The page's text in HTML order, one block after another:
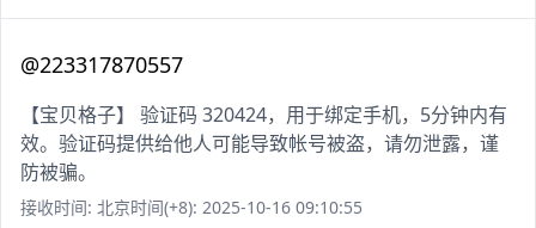
@223317870557
【宝贝格子】 验证码 320424，用于绑定手机，5分钟内有
效。验证码提供给他人可能导致帐号被盗，请勿泄露，谨
防被骗。
接收时间: 北京时间(+8): 2025-10-16 09:10:55